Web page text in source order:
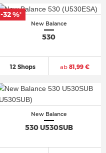
New Balance
530
12 Shops ab 81,99 €
-32 %*
New Balance
530 U530SUB